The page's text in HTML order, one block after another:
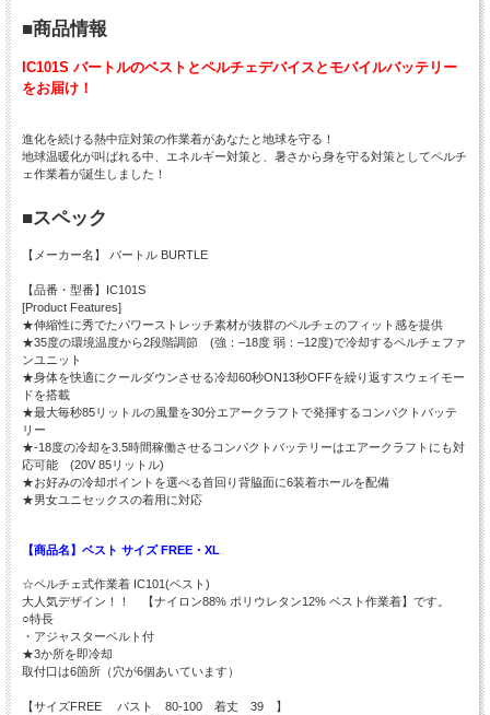
■商品情報
IC101S バートルのベストとペルチェデバイスとモバイルバッテリー
をお届け！
進化を続ける熱中症対策の作業着があなたと地球を守る！
地球温暖化が叫ばれる中、エネルギー対策と、暑さから身を守る対策としてペルチ
ェ作業着が誕生しました！
■スペック
【メーカー名】 バートル BURTLE
【品番・型番】IC101S
[Product Features]
★伸縮性に秀でたパワーストレッチ素材が抜群のペルチェのフィット感を提供
★35度の環境温度から2段階調節 (強：–18度 弱：–12度)で冷却するペルチェファ
ンユニット
★身体を快適にクールダウンさせる冷却60秒ON13秒OFFを繰り返すスウェイモー
ドを搭載
★最大毎秒85リットルの風量を30分エアークラフトで発揮するコンパクトバッテ
リー
★-18度の冷却を3.5時間稼働させるコンパクトバッテリーはエアークラフトにも対
応可能 (20V 85リットル)
★お好みの冷却ポイントを選べる首回り背脇面に6装着ホールを配備
★男女ユニセックスの着用に対応
【商品名】ベスト サイズ FREE・XL
☆ペルチェ式作業着 IC101(ベスト)
大人気デザイン！！ 【ナイロン88% ポリウレタン12% ベスト作業着】です。
○特長
・アジャスターベルト付
★3か所を即冷却
取付口は6箇所（穴が6個あいています）
【サイズFREE バスト 80-100 着丈 39 】